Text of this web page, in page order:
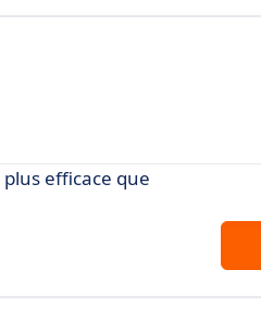
efficace que